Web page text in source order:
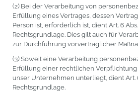
(2) Bei der Verarbeitung von
Erfüllung eines Vertrages, dessen
Person ist, erforderlich ist, dient Art. 6
Rechtsgrundlage. Dies gilt auch für
zur Durchführung vorvertraglicher
(3) Soweit eine Verarbeitung
Erfüllung einer rechtlichen
unser Unternehmen unterliegt, dient Art.
Rechtsgrundlage.